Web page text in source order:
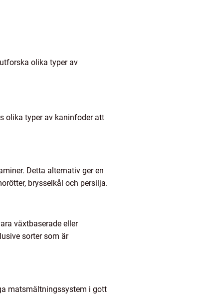
olika typer av
olika typer av kaninfoder att
Detta alternativ ger en
brysselkål och persilja.
växtbaserade eller
sorter som är
matsmältningssystem i gott